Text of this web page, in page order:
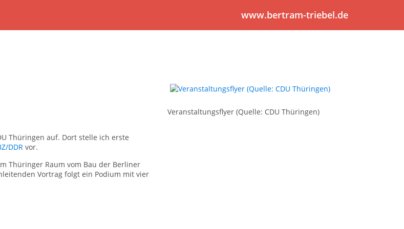
www.bertram-triebel.de
Thüringen auf. Dort stelle ich erste
DDR vor.
Thüringer Raum vom Bau der Berliner
Vortrag folgt ein Podium mit vier
Veranstaltungsflyer (Quelle: CDU Thüringen)